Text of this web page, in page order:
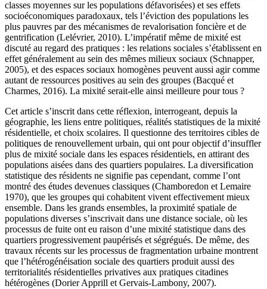
classes moyennes sur les populations défavorisées) et ses effets
socioéconomiques paradoxaux, tels l’éviction des populations les
plus pauvres par des mécanismes de revalorisation foncière et de
gentrification (Lelévrier, 2010). L’impératif même de mixité est
discuté au regard des pratiques : les relations sociales s’établissent en
effet généralement au sein des mêmes milieux sociaux (Schnapper,
2005), et des espaces sociaux homogènes peuvent aussi agir comme
autant de ressources positives au sein des groupes (Bacqué et
Charmes, 2016). La mixité serait-elle ainsi meilleure pour tous ?
Cet article s’inscrit dans cette réflexion, interrogeant, depuis la
géographie, les liens entre politiques, réalités statistiques de la mixité
résidentielle, et choix scolaires. Il questionne des territoires cibles de
politiques de renouvellement urbain, qui ont pour objectif d’insuffler
plus de mixité sociale dans les espaces résidentiels, en attirant des
populations aisées dans des quartiers populaires. La diversification
statistique des résidents ne signifie pas cependant, comme l’ont
montré des études devenues classiques (Chamboredon et Lemaire
1970), que les groupes qui cohabitent vivent effectivement mieux
ensemble. Dans les grands ensembles, la proximité spatiale de
populations diverses s’inscrivait dans une distance sociale, où les
processus de fuite ont eu raison d’une mixité statistique dans des
quartiers progressivement paupérisés et ségrégués. De même, des
travaux récents sur les processus de fragmentation urbaine montrent
que l’hétérogénéisation sociale des quartiers produit aussi des
territorialités résidentielles privatives aux pratiques citadines
hétérogènes (Dorier Apprill et Gervais-Lambony, 2007).